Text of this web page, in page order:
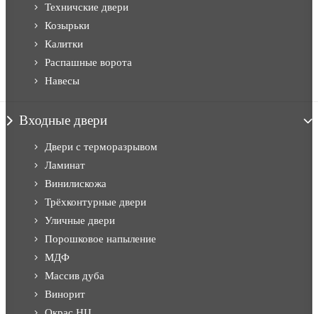
Техничские двери
Козырьки
Калитки
Распашные ворота
Навесы
Входные двери
Двери с терморазрывом
Ламинат
Винилискожа
Трёхконтурные двери
Уличные двери
Порошковое напыление
МДФ
Массив дуба
Винорит